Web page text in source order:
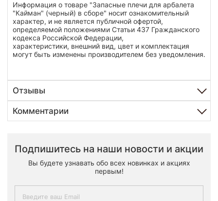
Информация о товаре "Запасные плечи для арбалета
"Кайман" (черный) в сборе" носит ознакомительный
характер, и не является публичной офертой,
определяемой положениями Статьи 437 Гражданского
кодекса Российской Федерации,
характеристики, внешний вид, цвет и комплектация
могут быть изменены производителем без уведомления.
Отзывы
Комментарии
Подпишитесь на наши новости и акции
Вы будете узнавать обо всех новинках и акциях
первым!